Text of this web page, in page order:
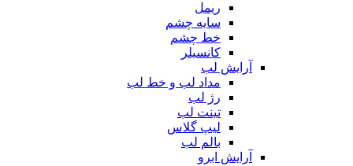
ریمل
سایه چشم
خط چشم
کانسیلر
آرایش لب
مداد لب و خط لب
رژ لب
تینت لب
لیپ گلاس
بالم لب
آرایش ابرو